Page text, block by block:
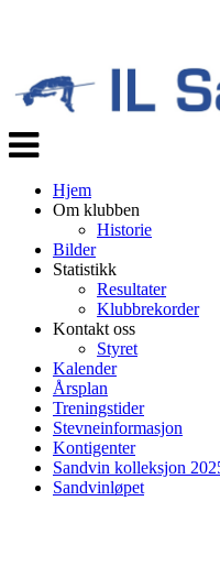
Veksle
navigasjon
Hjem
Om klubben
Historie
Bilder
Statistikk
Resultater
Klubbrekorder
Kontakt oss
Styret
Kalender
Årsplan
Treningstider
Stevneinformasjon
Kontigenter
Sandvin kolleksjon
Sandvinløpet